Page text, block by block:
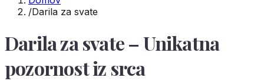
/Darila za svate
Darila za svate – Unikatna
pozornost iz srca